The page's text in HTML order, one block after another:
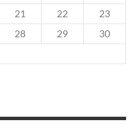
21 22
23
28 29
30